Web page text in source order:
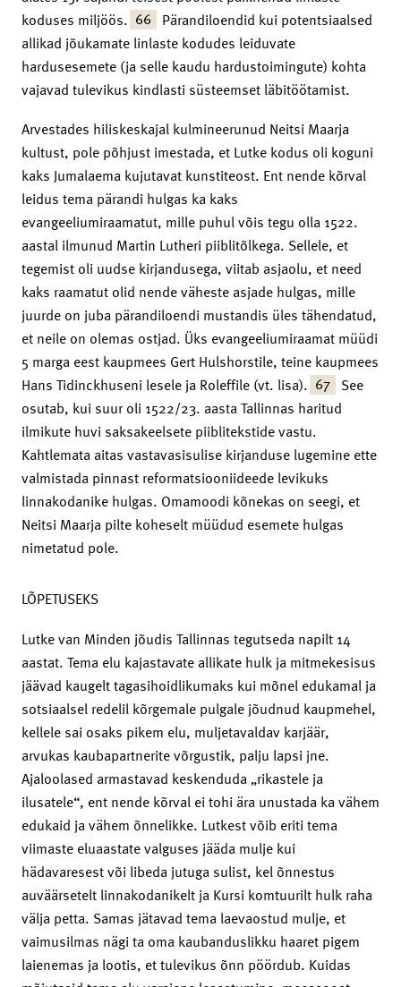
koduses miljöös. 66 Pärandiloendid kui potentsiaalsed
allikad jõukamate linlaste kodudes leiduvate
hardusesemete (ja selle kaudu hardustoimingute) kohta
vajavad tulevikus kindlasti süsteemset läbitöötamist.
Arvestades hiliskeskajal kulmineerunud Neitsi Maarja
kultust, pole põhjust imestada, et Lutke kodus oli koguni
kaks Jumalaema kujutavat kunstiteost. Ent nende kõrval
leidus tema pärandi hulgas ka kaks
evangeeliumiraamatut, mille puhul võis tegu olla 1522.
aastal ilmunud Martin Lutheri piiblitõlkega. Sellele, et
tegemist oli uudse kirjandusega, viitab asjaolu, et need
kaks raamatut olid nende väheste asjade hulgas, mille
juurde on juba pärandiloendi mustandis üles tähendatud,
et neile on olemas ostjad. Üks evangeeliumiraamat müüdi
5 marga eest kaupmees Gert Hulshorstile, teine kaupmees
Hans Tidinckhuseni lesele ja Roleffile (vt. lisa). 67 See
osutab, kui suur oli 1522/23. aasta Tallinnas haritud
ilmikute huvi saksakeelsete piiblitekstide vastu.
Kahtlemata aitas vastavasisulise kirjanduse lugemine ette
valmistada pinnast reformatsiooniideede levikuks
linnakodanike hulgas. Omamoodi kõnekas on seegi, et
Neitsi Maarja pilte koheselt müüdud esemete hulgas
nimetatud pole.
LÕPETUSEKS
Lutke van Minden jõudis Tallinnas tegutseda napilt 14
aastat. Tema elu kajastavate allikate hulk ja mitmekesisus
jäävad kaugelt tagasihoidlikumaks kui mõnel edukamal ja
sotsiaalsel redelil kõrgemale pulgale jõudnud kaupmehel,
kellele sai osaks pikem elu, muljetavaldav karjäär,
arvukas kaubapartnerite võrgustik, palju lapsi jne.
Ajaloolased armastavad keskenduda „rikastele ja
ilusatele“, ent nende kõrval ei tohi ära unustada ka vähem
edukaid ja vähem õnnelikke. Lutkest võib eriti tema
viimaste eluaastate valguses jääda mulje kui
hädavaresest või libeda jutuga sulist, kel õnnestus
auväärsetelt linnakodanikelt ja Kursi komtuurilt hulk raha
välja petta. Samas jätavad tema laevaostud mulje, et
vaimusilmas nägi ta oma kaubanduslikku haaret pigem
laienemas ja lootis, et tulevikus õnn pöördub. Kuidas